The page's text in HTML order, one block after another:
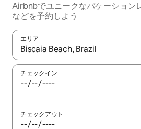
Airbnbでユニークなバ⁠ケ⁠ー⁠シ⁠ョ⁠ン
な⁠ど⁠を予⁠約⁠し⁠よ⁠う
エリア
検索結果が表示されたら、上下の矢
チェックイン
チェックアウト